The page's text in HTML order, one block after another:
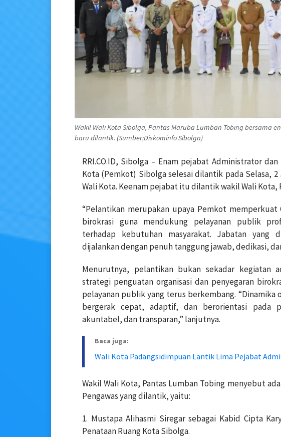
Wakil Wali Kota Sibolga, Pantas Maruba Lumban Tobing bersama
baru dilantik. (Sumber;Diskominfo Sibolga)
RRI.CO.ID, Sibolga – Enam pejabat Administrator
Kota (Pemkot) Sibolga selesai dilantik pada Selasa,
Wali Kota. Keenam pejabat itu dilantik wakil Wali Kota,
“Pelantikan merupakan upaya Pemkot
birokrasi guna mendukung pelayanan publik
terhadap kebutuhan masyarakat. Jabatan yang
dijalankan dengan penuh tanggung jawab, dedikasi,
Menurutnya, pelantikan bukan sekadar kegiatan
strategi penguatan organisasi dan penyegaran
pelayanan publik yang terus berkembang.
bergerak cepat, adaptif, dan berorientasi pada
akuntabel, dan transparan,” lanjutnya.
Baca juga:
Wali Kota Padangsidimpuan Lantik Lima Pejabat
Wakil Wali Kota, Pantas Lumban Tobing menyebut
Pengawas yang dilantik, yaitu:
1. Mustapa Alihasmi Siregar sebagai Kabid Cipta
Penataan Ruang Kota Sibolga.